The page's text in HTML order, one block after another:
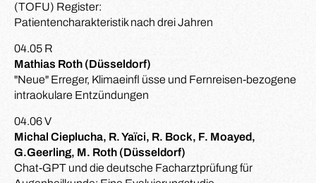
(TOFU) Register:
Patientencharakteristik nach drei Jahren
04.05 R
Mathias Roth (Düsseldorf)
"Neue" Erreger, Klimaeinfl üsse und Fernreisen-bezogene
intraokulare Entzündungen
04.06 V
Michal Cieplucha, R. Yaïci, R. Bock, F. Moayed,
G.Geerling, M. Roth (Düsseldorf)
Chat-GPT und die deutsche Facharztprüfung für